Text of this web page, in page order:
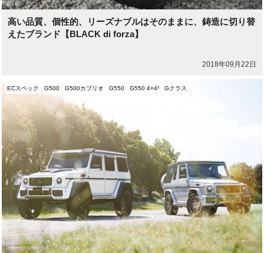
高い品質、個性的、リーズナブルはそのままに、鋳造に切り替
えたブランド【BLACK di forza】
2018年09月22日
ECスペック G500 G500カブリオ G550 G550 4×4² Gクラス